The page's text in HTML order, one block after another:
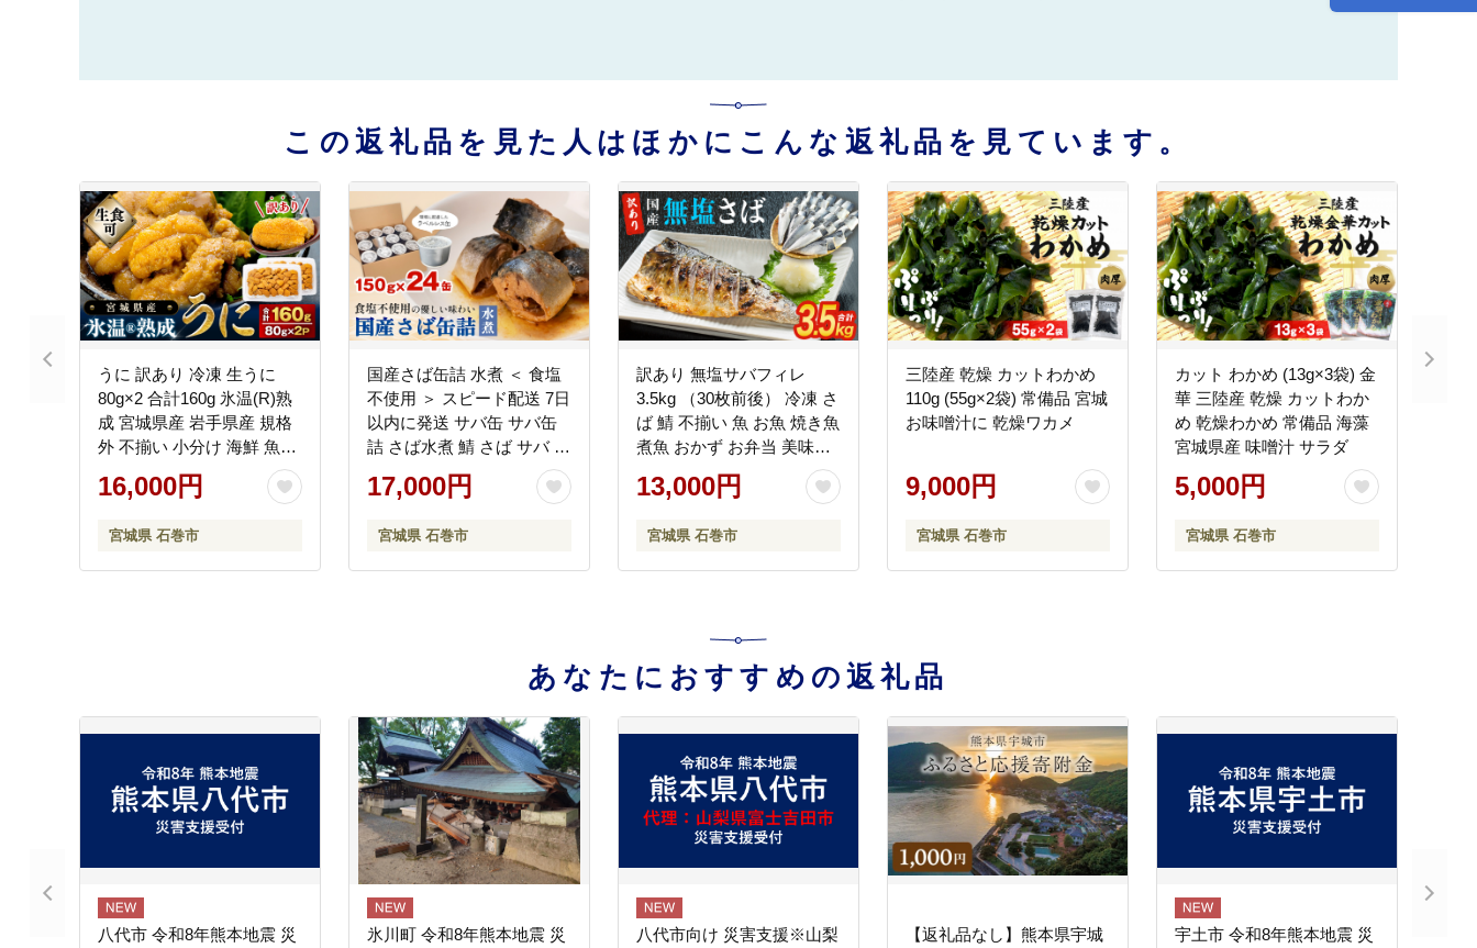
この返礼品を見た人はほかにこんな返礼品を見ています。
うに 訳あり 冷凍 生うに
80g×2 合計160g 氷温(R)熟
成 宮城県産 岩手県産 規格
外 不揃い 小分け 海鮮 魚介
ウニ丼 ミョウバン不使用
雲丹 ウニ 刺身 宮城県 石巻
納税
16,000円
宮城県 石巻市
国産さば缶詰 水煮 ＜ 食塩
不使用 ＞ スピード配送 7日
以内に発送 サバ缶 サバ缶
詰 さば水煮 鯖 さば サバ ラ
ベルレスサバ缶 ラベルレス
環境配慮 缶詰 缶詰 SDGs
防災備蓄 缶詰 ゴミ減らせ
る缶詰 ローリングストック
17,000円
宮城県 石巻市
訳あり 無塩サバフィレ
3.5kg （30枚前後） 冷凍 さ
ば 鯖 不揃い 魚 お魚 焼き魚
煮魚 おかず お弁当 美味し
い 簡単調理
13,000円
宮城県 石巻市
三陸産 乾燥 カットわかめ
110g (55g×2袋) 常備品 宮城
お味噌汁に 乾燥ワカメ
9,000円
宮城県 石巻市
カット わかめ (13g×3袋) 金
華 三陸産 乾燥 カットわか
め 乾燥わかめ 常備品 海藻
宮城県産 味噌汁 サラダ
5,000円
宮城県 石巻市
あなたにおすすめの返礼品
八代市 令和8年熊本地震 災
氷川町 令和8年熊本地震 災
八代市向け 災害支援※山梨
【返礼品なし】熊本県宇城
宇土市 令和8年熊本地震 災